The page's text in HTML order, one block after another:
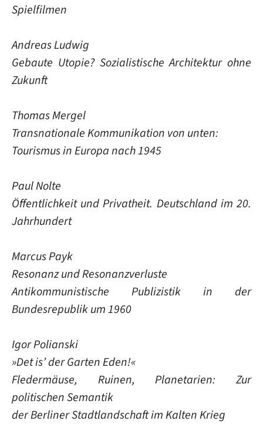
Spielfilmen
Andreas Ludwig
Gebaute Utopie? Sozialistische Architektur ohne
Zukunft
Thomas Mergel
Transnationale Kommunikation von unten:
Tourismus in Europa nach 1945
Paul Nolte
Öffentlichkeit und Privatheit. Deutschland im 20.
Jahrhundert
Marcus Payk
Resonanz und Resonanzverluste
Antikommunistische Publizistik in der
Bundesrepublik um 1960
Igor Polianski
»Det is’ der Garten Eden!«
Fledermäuse, Ruinen, Planetarien: Zur
politischen Semantik
der Berliner Stadtlandschaft im Kalten Krieg